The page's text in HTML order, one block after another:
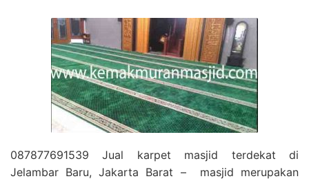
087877691539 Jual karpet masjid terdekat di
Jelambar Baru, Jakarta Barat – masjid merupakan